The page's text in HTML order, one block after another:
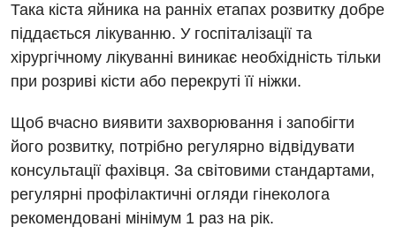
Офтальмологічне відділення
Проктологія
Пульмонологія
Ревматологія
Травматологія і ортопедія
Урологія
Така кіста яйника на ранніх етапах розвитку добре
піддається лікуванню. У госпіталізації та
хірургічному лікуванні виникає необхідність тільки
при розриві кісти або перекруті її ніжки.
Щоб вчасно виявити захворювання і запобігти
його розвитку, потрібно регулярно відвідувати
консультації фахівця. За світовими стандартами,
регулярні профілактичні огляди гінеколога
рекомендовані мінімум 1 раз на рік.